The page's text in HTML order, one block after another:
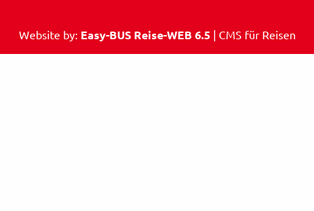
Website by: Easy-BUS Reise-WEB 6.5| CMS für Reisen